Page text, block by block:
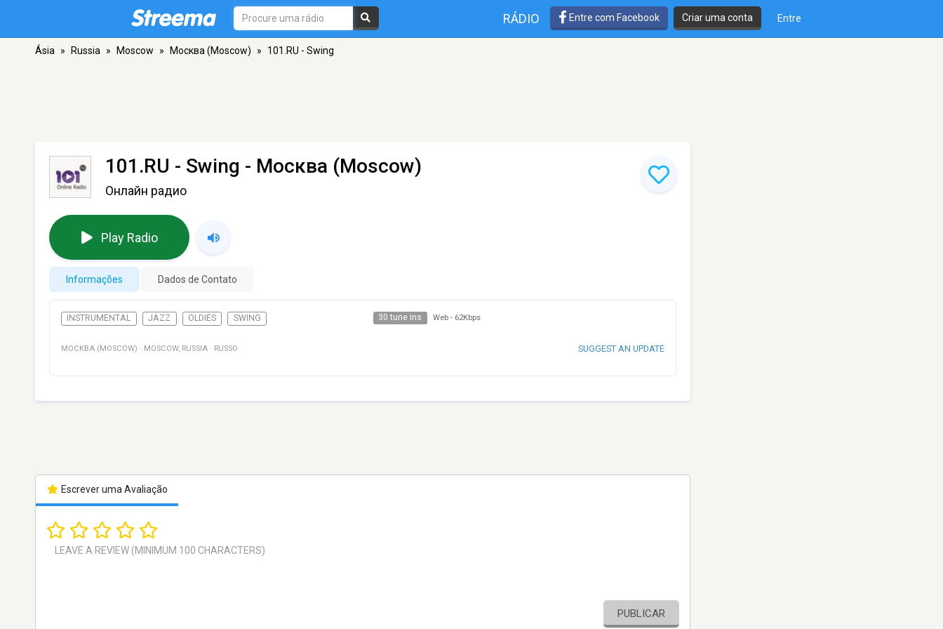
RÁDIO Entre com Facebook Criar uma conta Entre
Ásia » Russia » Moscow » Москва (Moscow) » 101.RU - Swing
101.RU - Swing - Москва (Moscow)
Онлайн радио
Play Radio
Informações Dados de Contato
INSTRUMENTAL JAZZ OLDIES SWING 30 tune ins Web - 62Kbps
МОСКВА (MOSCOW) · MOSCOW, RUSSIA · RUSSO SUGGEST AN UPDATE
Escrever uma Avaliação
PUBLICAR